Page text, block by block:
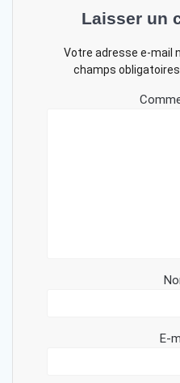
Laisser un
Votre adresse e-mail
champs
E-